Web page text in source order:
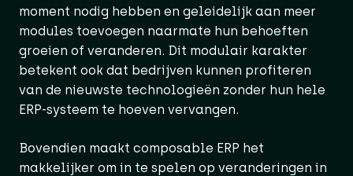
moment nodig hebben en geleidelijk aan meer
modules toevoegen naarmate hun behoeften
groeien of veranderen. Dit modulair karakter
betekent ook dat bedrijven kunnen profiteren
van de nieuwste technologieën zonder hun hele
ERP-systeem te hoeven vervangen.
Bovendien maakt composable ERP het
makkelijker om in te spelen op veranderingen in